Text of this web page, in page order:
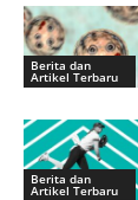
Berita dan
Artikel Terbaru
Berita dan
Artikel Terbaru